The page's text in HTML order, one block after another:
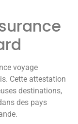
voyage
Cette attestation
destinations,
des pays